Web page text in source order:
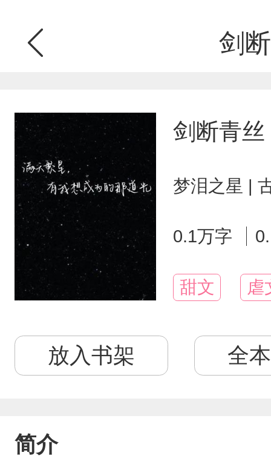
剑
剑断青丝
梦泪之星 |
0.1万字
甜文 虐
放入书架 全
简介